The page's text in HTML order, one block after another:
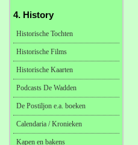
4. History
Historische Tochten
Historische Films
Historische Kaarten
Podcasts De Wadden
De Postiljon e.a. boeken
Calendaria / Kronieken
Kapen en bakens